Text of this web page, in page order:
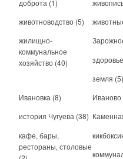
доброта (1)
животноводство (5)
жилищно-
коммунальное
хозяйство (40)
здоровье
земля (5)
Ивановка (8) Иваново
история Чугуева (38)
кафе, бары,
рестораны, столовые